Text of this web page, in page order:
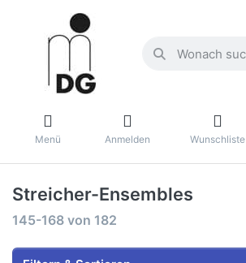
Menü Anmelden Wunschliste
Streicher-Ensembles
145-168 von 182